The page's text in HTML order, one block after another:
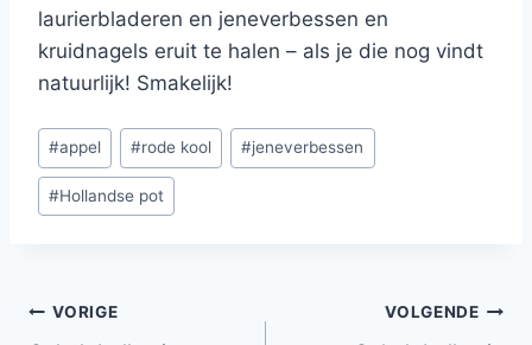
laurierbladeren en jeneverbessen en
kruidnagels eruit te halen – als je die nog vindt
natuurlijk! Smakelijk!
Bericht
tags:
#appel #rode kool #jeneverbessen
#Hollandse pot
Bericht
VORIGE VOLGENDE